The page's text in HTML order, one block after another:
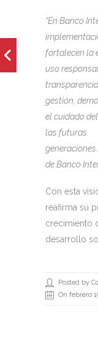
“En Banco
fortalecen la
uso
gestión,
el cuidado
las futuras
de Banco
Con esta
reafirma su
crecimiento
desarrollo
Posted by
On febrero